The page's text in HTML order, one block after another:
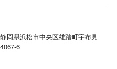
静岡県浜松市中央区雄踏町宇布見
4067-6